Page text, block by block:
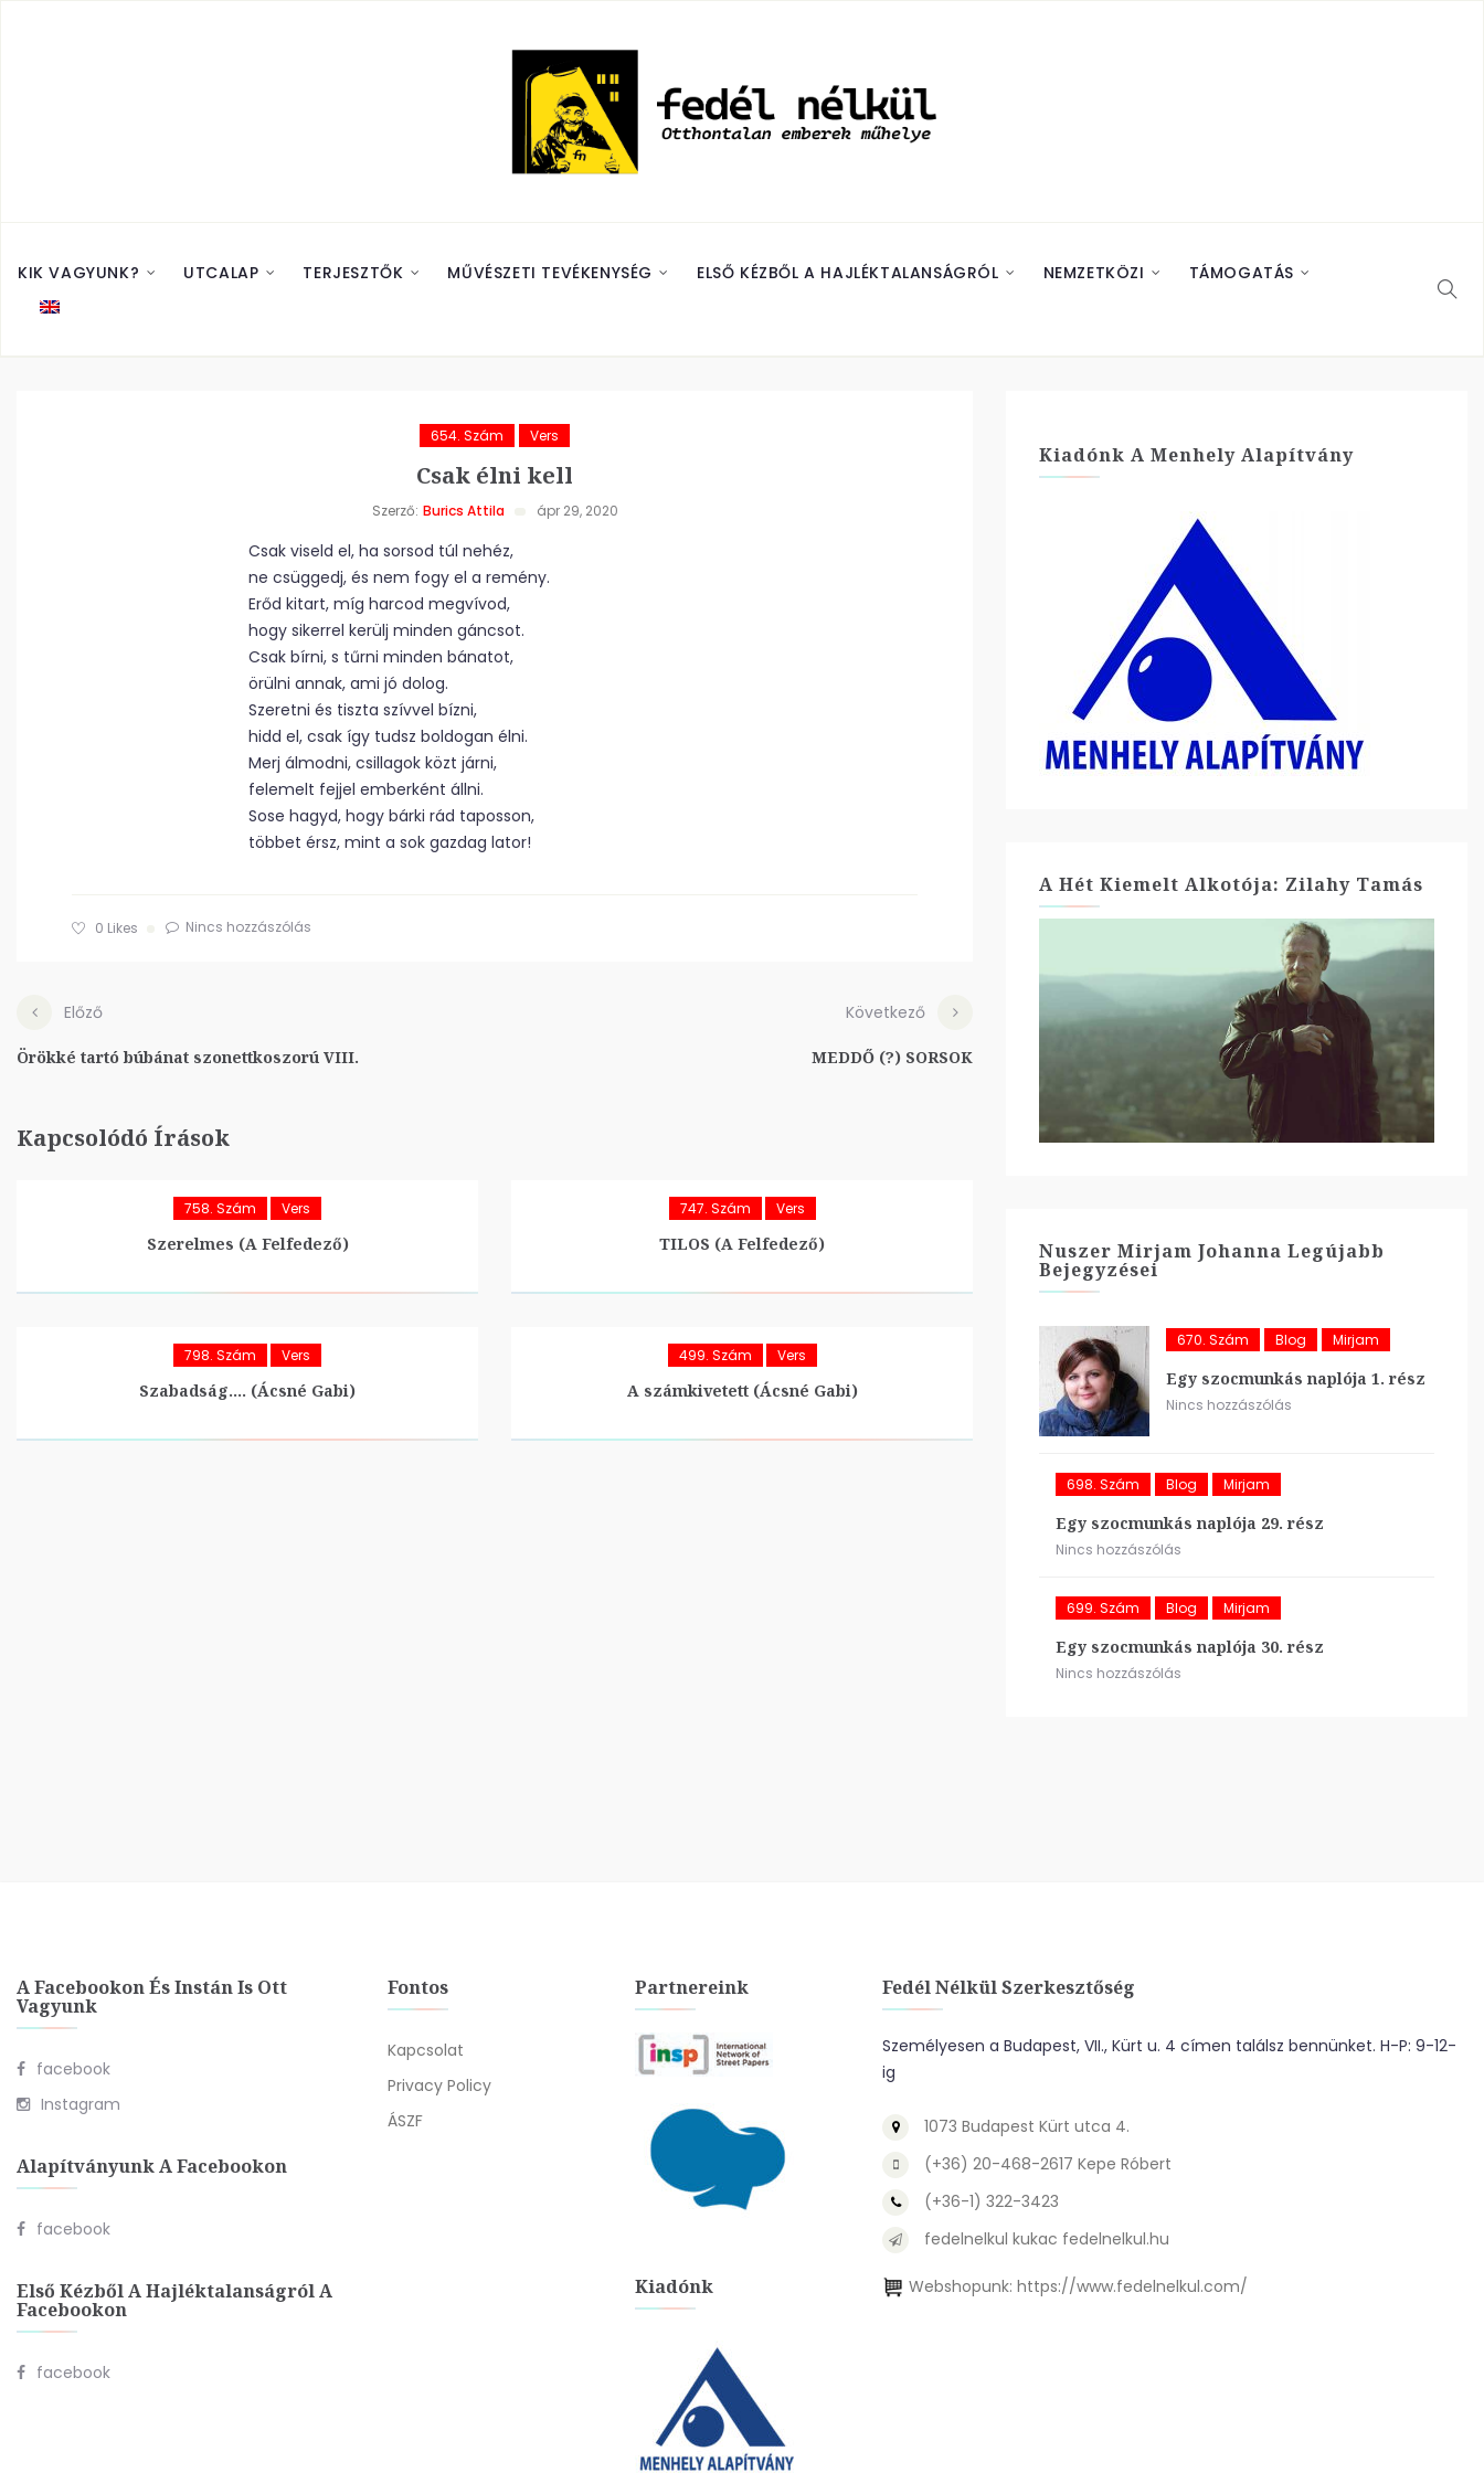
KIK VAGYUNK? UTCALAP TERJESZTŐK MŰVÉSZETI TEVÉKENYSÉG ELSŐ KÉZBŐL A HAJLÉKTALANSÁGRÓL NEMZETKÖZI TÁMOGATÁS
654. Szám Vers
Csak élni kell
Szerző: Burics Attila ápr 29, 2020
Csak viseld el, ha sorsod túl nehéz,
ne csüggedj, és nem fogy el a remény.
Erőd kitart, míg harcod megvívod,
hogy sikerrel kerülj minden gáncsot.
Csak bírni, s tűrni minden bánatot,
örülni annak, ami jó dolog.
Szeretni és tiszta szívvel bízni,
hidd el, csak így tudsz boldogan élni.
Merj álmodni, csillagok közt járni,
felemelt fejjel emberként állni.
Sose hagyd, hogy bárki rád taposson,
többet érsz, mint a sok gazdag lator!
0 Likes Nincs hozzászólás
Előző
Örökké tartó búbánat szonettkoszorú VIII.
Következő
MEDDŐ (?) SORSOK
Kapcsolódó Írások
758. Szám Vers
Szerelmes (A Felfedező)
747. Szám Vers
TILOS (A Felfedező)
798. Szám Vers
Szabadság…. (Ácsné Gabi)
499. Szám Vers
A számkivetett (Ácsné Gabi)
Kiadónk A Menhely Alapítvány
A Hét Kiemelt Alkotója: Zilahy Tamás
Nuszer Mirjam Johanna Legújabb
Bejegyzései
670. Szám Blog Mirjam
Egy szocmunkás naplója 1. rész
Nincs hozzászólás
698. Szám Blog Mirjam
Egy szocmunkás naplója 29. rész
Nincs hozzászólás
699. Szám Blog Mirjam
Egy szocmunkás naplója 30. rész
Nincs hozzászólás
A Facebookon És Instán Is Ott
Vagyunk
facebook
Instagram
Alapítványunk A Facebookon
facebook
Első Kézből A Hajléktalanságról A
Facebookon
facebook
Fontos
Kapcsolat
Privacy Policy
ÁSZF
Partnereink
Kiadónk
Fedél Nélkül Szerkesztőség
Személyesen a Budapest, VII., Kürt u. 4 címen találsz bennünket. H-P: 9-12-
ig
1073 Budapest Kürt utca 4.
(+36) 20-468-2617 Kepe Róbert
(+36-1) 322-3423
fedelnelkul kukac fedelnelkul.hu
Webshopunk: https://www.fedelnelkul.com/